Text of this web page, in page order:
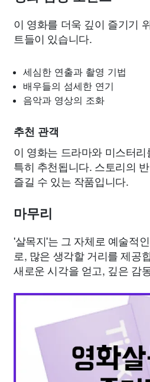
이 영화를 더욱 깊이 즐기기
트들이 있습니다.
세심한 연출과 촬영 기법
배우들의 섬세한 연기
음악과 영상의 조화
추천 관객
이 영화는 드라마와 미스터
특히 추천됩니다. 스토리의
즐길 수 있는 작품입니다.
마무리
'살목지'는 그 자체로 예술적
로, 많은 생각할 거리를 제공
새로운 시각을 얻고, 깊은 감